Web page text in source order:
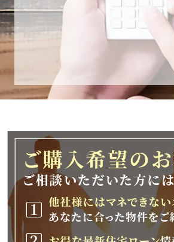
平素は格別のご愛顧を賜り、誠に
下記期間を年末年始休業とさせて
2025年12月25日(木)～2026年1月8
2026年1月9日(金)以降、順次対応
す。
ご不便をおかけいたしますが、何
よろしくお願いいたします。